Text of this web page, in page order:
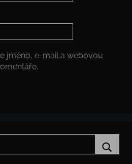
jméno, e-mail a webovou